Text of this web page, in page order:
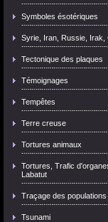
Symboles ésotériques
Syrie, Iran, Russie, Irak,
Tectonique des plaques
Témoignages
Tempêtes
Terre creuse
Tortures animaux
Tortures, Trafic
Labatut
Traçage des populations
Tsunami